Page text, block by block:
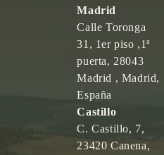
Madrid
Calle Toronga
31, 1er piso ,1ª
puerta, 28043
Madrid , Madrid,
España
Castillo
C. Castillo, 7,
23420 Canena,